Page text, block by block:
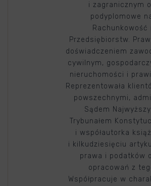
i zagranicznym
podyplomowe
Rachunkowość
Przedsiębiorstw.
doświadczeniem
cywilnym,
nieruchomości i
Reprezentowała
powszechnymi,
Sądem
Trybunałem
i współautorka
i kilkudziesięciu
prawa i podatków
opracowań z
Współpracuje w